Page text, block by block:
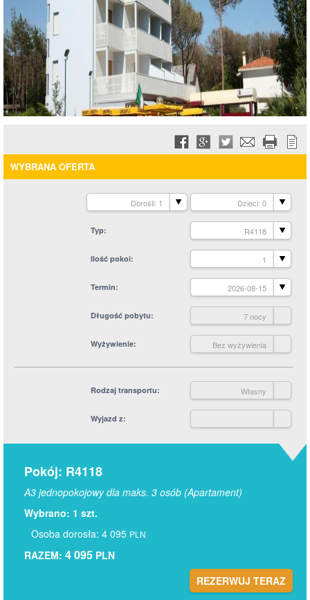
WYBRANA OFERTA
Dorośli: 1 Dzieci: 0
Typ R4118
Ilość pokoi 1
Termin 2026-08-15
Długość pobytu 7 nocy
Wyżywienie Bez wyżywienia
Rodzaj transportu Własny
Wyjazd z
Pokój: R4118
A3 jednopokojowy dla maks. 3 osób (Apartament)
Wybrano: 1 szt.
Osoba dorosła: 4 095 PLN
RAZEM: 4 095 PLN
REZERWUJ TERAZ